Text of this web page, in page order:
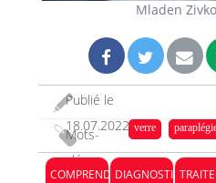
Mladen
Publié le
18.07.2022
Mots-
clés :
verre
COMPRENDREDIAGNOSTIC